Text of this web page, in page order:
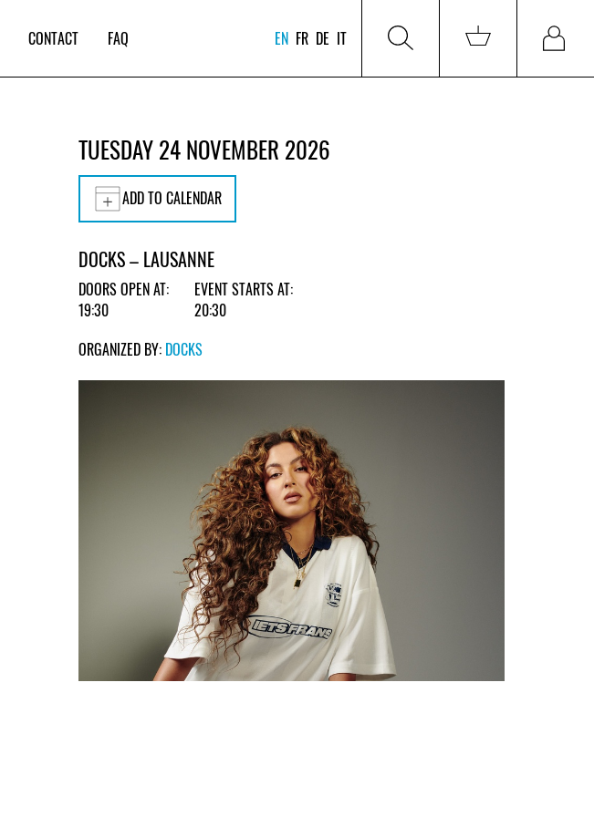
CONTACT FAQ EN FR DE IT
TUESDAY 24 NOVEMBER 2026
ADD TO CALENDAR
DOCKS – LAUSANNE
DOORS OPEN AT:
19:30
EVENT STARTS AT:
20:30
ORGANIZED BY: DOCKS